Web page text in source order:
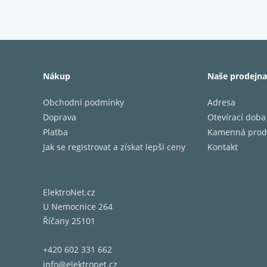
Šířka
Výška
Barva
Nákup
Obchodní podmínky
Doprava
Platba
Jak se registrovat a získat lepší ceny
Naše prodejna
Adresa
Otevírací doba
Kamenná
Kontakt
ElektroNet.cz
U Nemocnice 264
Říčany 25101
+420 602 331 662
info@elektronet.cz